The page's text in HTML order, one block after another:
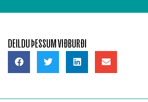
DEILDU ÞESSUM VIÐBURÐI